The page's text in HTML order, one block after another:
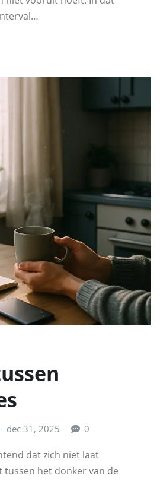
dec 31, 2025 0
dat zich niet laat
het donker van de